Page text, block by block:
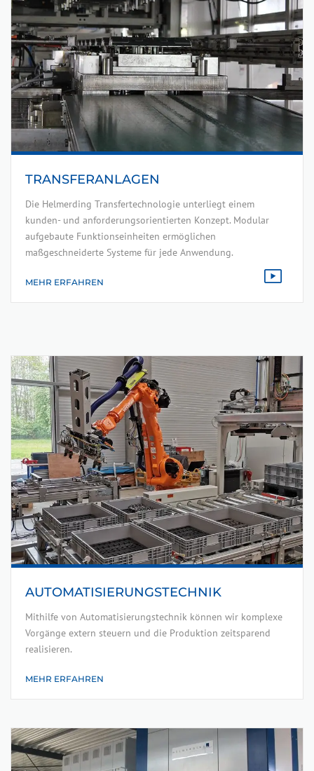
TRANSFERANLAGEN
Die Helmerding Transfertechnologie unterliegt einem
kunden- und anforderungsorientierten Konzept. Modular
aufgebaute Funktionseinheiten ermöglichen
maßgeschneiderte Systeme für jede Anwendung.
MEHR ERFAHREN
AUTOMATISIERUNGS­TECHNIK
Mithilfe von Automatisierungstechnik können wir komplexe
Vorgänge extern steuern und die Produktion zeitsparend
realisieren.
MEHR ERFAHREN